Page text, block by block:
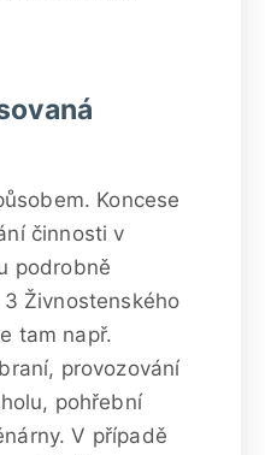
Koncese
činnosti v
podrobně
Živnostenského
tam např.
provozování
pohřební
V případě